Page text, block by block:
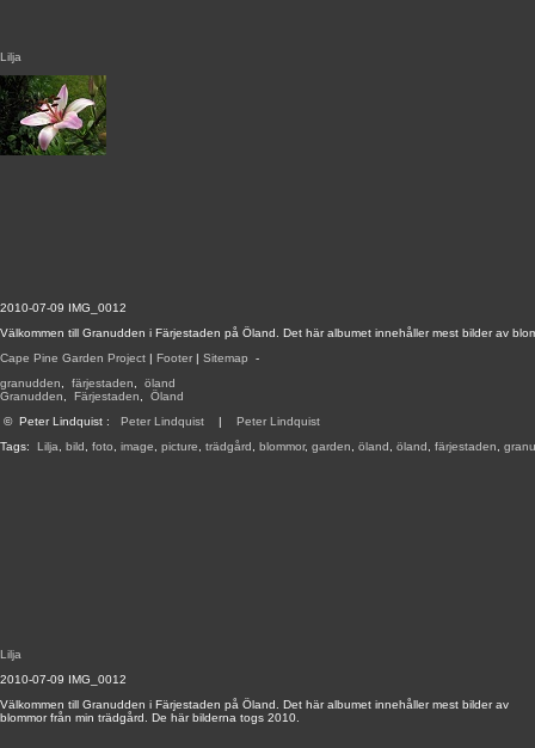
2010-07-09 IMG_0012
Välkommen till Granudden i Färjestaden på Öland. Det här albumet innehåller mest bilder av
Cape Pine Garden Project | Footer | Sitemap -
granudden
färjestaden
öland
Granudden
Färjestaden
Öland
© Peter Lindquist : Peter Lindquist | Peter Lindquist
Tags: Lilja bild foto image picture trädgård blommor, garden öland öland färjestaden
Lilja
Lilja
2010-07-09 IMG_0012
Välkommen till Granudden i Färjestaden på Öland. Det här albumet innehåller mest bilder av
blommor från min trädgård. De här bilderna togs 2010.